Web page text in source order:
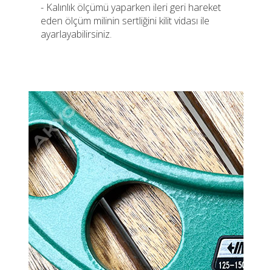
- Kalınlık ölçümü yaparken ileri geri hareket
eden ölçüm milinin sertliğini kilit vidası ile
ayarlayabilirsiniz.